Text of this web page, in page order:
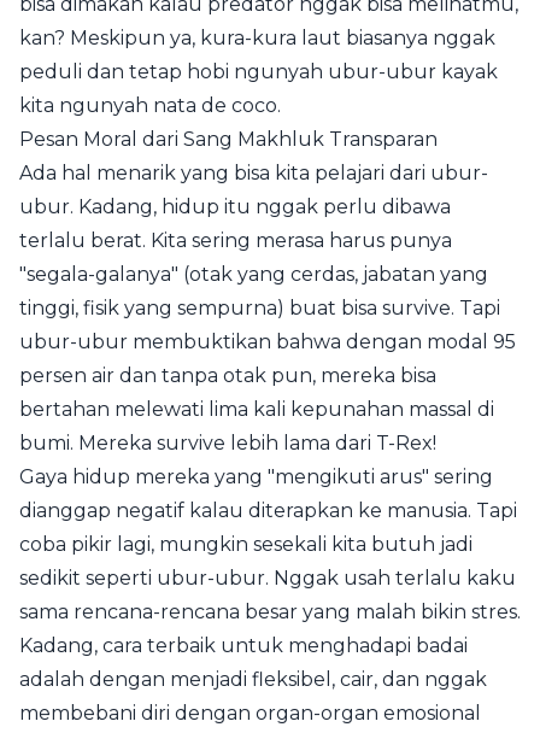
kan? Meskipun ya, kura-kura laut biasanya nggak
peduli dan tetap hobi ngunyah ubur-ubur kayak
kita ngunyah nata de coco.
Pesan Moral dari Sang Makhluk Transparan
Ada hal menarik yang bisa kita pelajari dari ubur-
ubur. Kadang, hidup itu nggak perlu dibawa
terlalu berat. Kita sering merasa harus punya
"segala-galanya" (otak yang cerdas, jabatan yang
tinggi, fisik yang sempurna) buat bisa survive. Tapi
ubur-ubur membuktikan bahwa dengan modal 95
persen air dan tanpa otak pun, mereka bisa
bertahan melewati lima kali kepunahan massal di
bumi. Mereka survive lebih lama dari T-Rex!
Gaya hidup mereka yang "mengikuti arus" sering
dianggap negatif kalau diterapkan ke manusia. Tapi
coba pikir lagi, mungkin sesekali kita butuh jadi
sedikit seperti ubur-ubur. Nggak usah terlalu kaku
sama rencana-rencana besar yang malah bikin stres.
Kadang, cara terbaik untuk menghadapi badai
adalah dengan menjadi fleksibel, cair, dan nggak
membebani diri dengan organ-organ emosional